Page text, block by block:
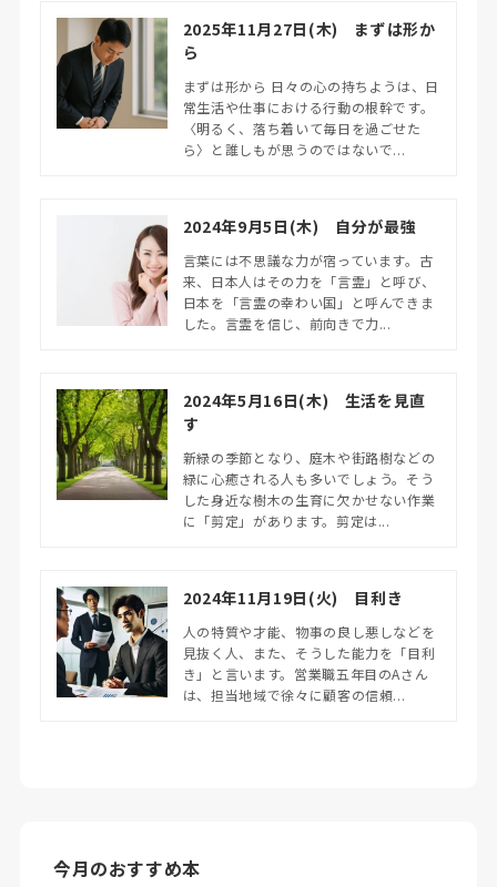
2025年11月27日(木) まずは形か
ら
まずは形から 日々の心の持ちようは、日
常生活や仕事における行動の根幹です。
〈明るく、落ち着いて毎日を過ごせた
ら〉と誰しもが思うのではないで...
2024年9月5日(木) 自分が最強
言葉には不思議な力が宿っています。古
来、日本人はその力を「言霊」と呼び、
日本を「言霊の幸わい国」と呼んできま
した。言霊を信じ、前向きで力...
2024年5月16日(木) 生活を見直
す
新緑の季節となり、庭木や街路樹などの
緑に心癒される人も多いでしょう。そう
した身近な樹木の生育に欠かせない作業
に「剪定」があります。剪定は...
2024年11月19日(火) 目利き
人の特質や才能、物事の良し悪しなどを
見抜く人、また、そうした能力を「目利
き」と言います。営業職五年目のAさん
は、担当地域で徐々に顧客の信頼...
今月のおすすめ本